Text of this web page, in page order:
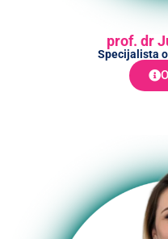
prof. dr
Specijalista